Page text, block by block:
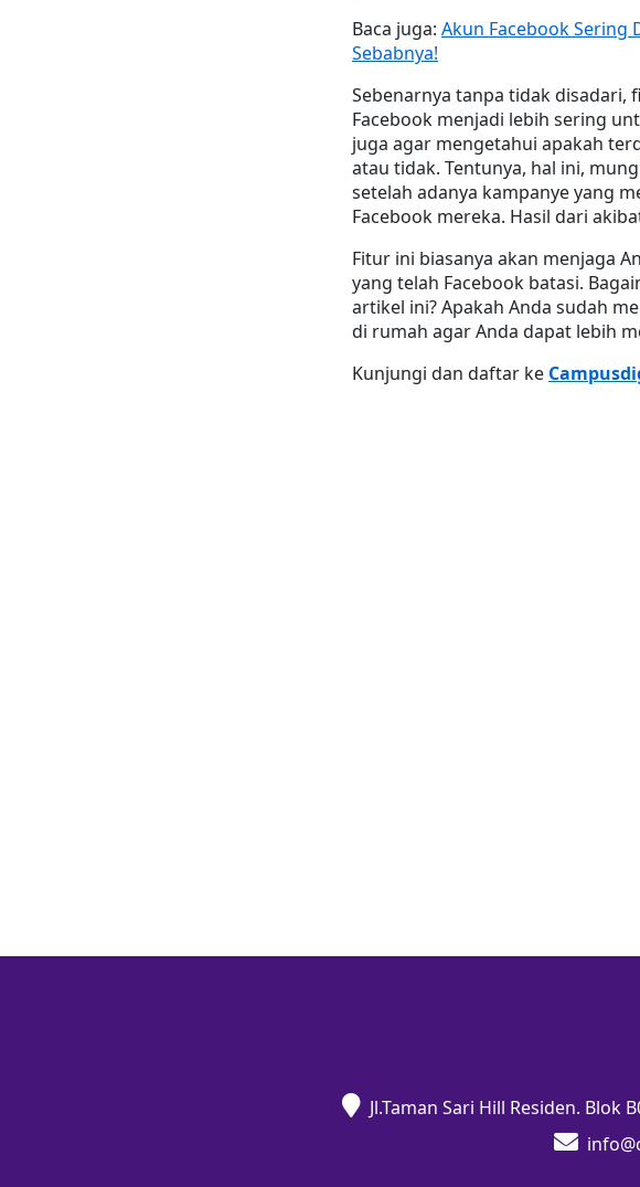
Baca juga: Akun Facebook Sering
Sebabnya!
Sebenarnya tanpa tidak
Facebook menjadi lebih sering
juga agar mengetahui apakah
atau tidak. Tentunya, hal ini,
setelah adanya kampanye yang
Facebook mereka. Hasil dari
Fitur ini biasanya akan menjaga
yang telah Facebook batasi.
artikel ini? Apakah Anda sudah
di rumah agar Anda dapat lebih
Kunjungi dan daftar ke
Jl.Taman Sari Hill Residen. Blok